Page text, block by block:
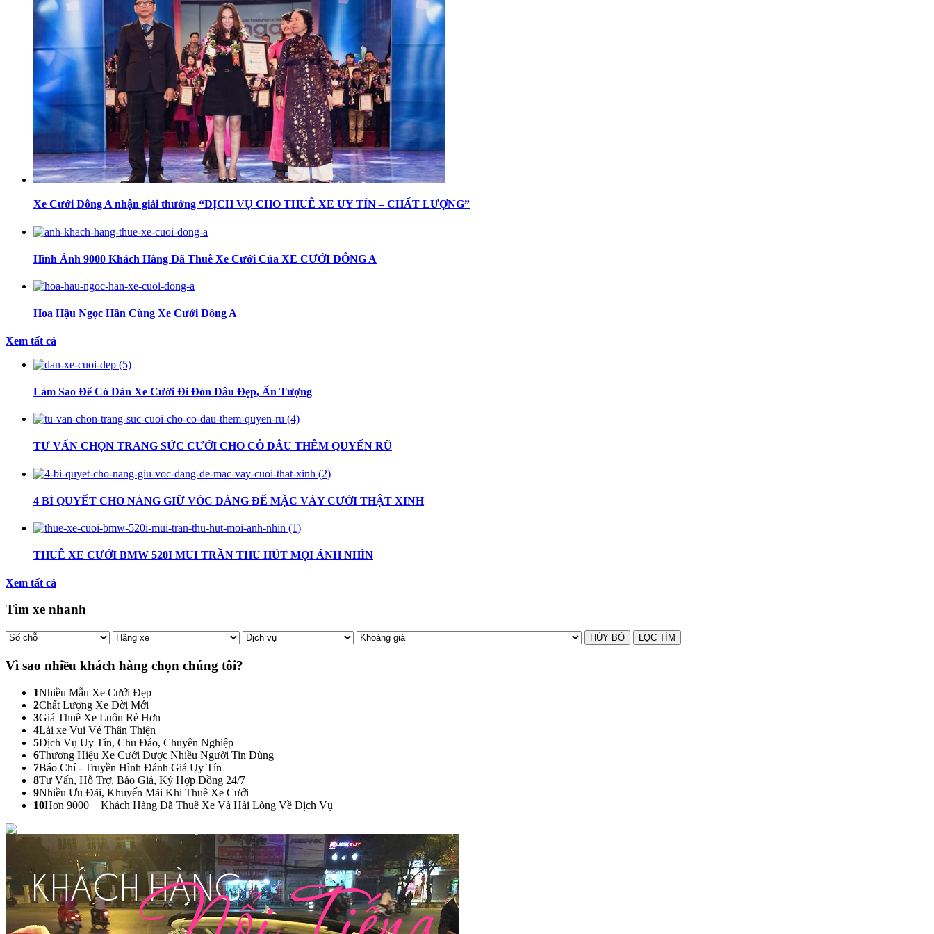
Xe Cưới Đông A nhận giải thưởng “DỊCH VỤ CHO THUÊ XE UY TÍN – CHẤT LƯỢNG”
Hình Ảnh 9000 Khách Hàng Đã Thuê Xe Cưới Của XE CƯỚI ĐÔNG A
Hoa Hậu Ngọc Hân Cùng Xe Cưới Đông A
Xem tất cả
Làm Sao Để Có Dàn Xe Cưới Đi Đón Dâu Đẹp, Ấn Tượng
TƯ VẤN CHỌN TRANG SỨC CƯỚI CHO CÔ DÂU THÊM QUYẾN RŨ
4 BÍ QUYẾT CHO NÀNG GIỮ VÓC DÁNG ĐỂ MẶC VÁY CƯỚI THẬT XINH
THUÊ XE CƯỚI BMW 520I MUI TRẦN THU HÚT MỌI ÁNH NHÌN
Xem tất cả
Tìm xe nhanh
Vì sao nhiều khách hàng chọn chúng tôi?
1Nhiều Mẫu Xe Cưới Đẹp
2Chất Lượng Xe Đời Mới
3Giá Thuê Xe Luôn Rẻ Hơn
4Lái xe Vui Vẻ Thân Thiện
5Dịch Vụ Uy Tín, Chu Đáo, Chuyên Nghiệp
6Thương Hiệu Xe Cưới Được Nhiều Người Tin Dùng
7Báo Chí - Truyền Hình Đánh Giá Uy Tín
8Tư Vấn, Hỗ Trợ, Báo Giá, Ký Hợp Đồng 24/7
9Nhiều Ưu Đãi, Khuyến Mãi Khi Thuê Xe Cưới
10Hơn 9000 + Khách Hàng Đã Thuê Xe Và Hài Lòng Về Dịch Vụ